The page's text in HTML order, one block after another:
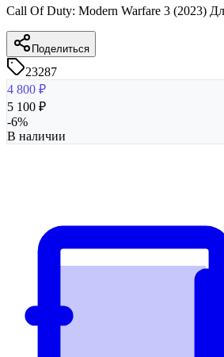
Call Of Duty: Modern Warfare 3 (2023)
Поделиться
23287
4 800 ₽
5 100 ₽
-6%
В наличии